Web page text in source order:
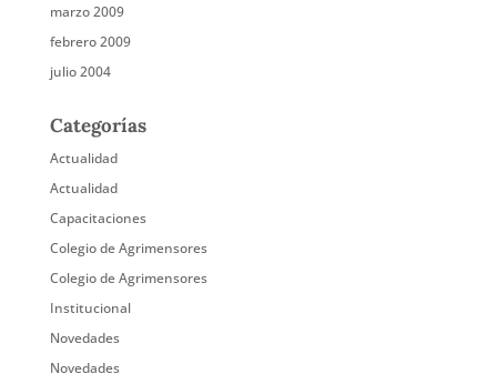
marzo 2009
febrero 2009
julio 2004
Categorías
Actualidad
Actualidad
Capacitaciones
Colegio de Agrimensores
Colegio de Agrimensores
Institucional
Novedades
Novedades